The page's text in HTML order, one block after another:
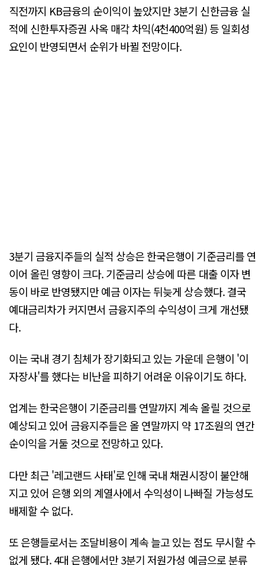
직전까지 KB금융의 순이익이 높았지만 3분기 신한금융 실
적에 신한투자증권 사옥 매각 차익(4천400억원) 등 일회성
요인이 반영되면서 순위가 바뀔 전망이다.
3분기 금융지주들의 실적 상승은 한국은행이 기준금리를 연
이어 올린 영향이 크다. 기준금리 상승에 따른 대출 이자 변
동이 바로 반영됐지만 예금 이자는 뒤늦게 상승했다. 결국
예대금리차가 커지면서 금융지주의 수익성이 크게 개선됐
다.
이는 국내 경기 침체가 장기화되고 있는 가운데 은행이 '이
자장사'를 했다는 비난을 피하기 어려운 이유이기도 하다.
업계는 한국은행이 기준금리를 연말까지 계속 올릴 것으로
예상되고 있어 금융지주들은 올 연말까지 약 17조원의 연간
순이익을 거둘 것으로 전망하고 있다.
다만 최근 '레고랜드 사태'로 인해 국내 채권시장이 불안해
지고 있어 은행 외의 계열사에서 수익성이 나빠질 가능성도
배제할 수 없다.
또 은행들로서는 조달비용이 계속 늘고 있는 점도 무시할 수
없게 됐다. 4대 은행에서만 3분기 저원가성 예금으로 분류